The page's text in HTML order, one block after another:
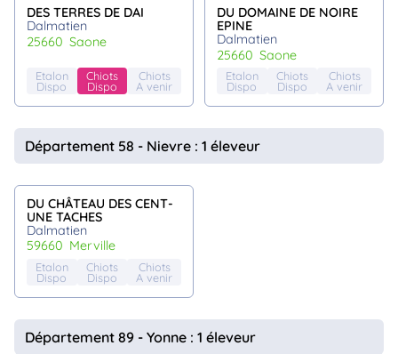
DES TERRES DE DAI
Dalmatien
25660
saone
Etalon
Dispo
Chiots
Dispo
Chiots
A venir
DU DOMAINE DE NOIRE
EPINE
Dalmatien
25660
saone
Etalon
Dispo
Chiots
Dispo
Chiots
A venir
Département 58 - Nievre : 1 éleveur
DU CHÂTEAU DES CENT-
UNE TACHES
Dalmatien
59660
merville
Etalon
Dispo
Chiots
Dispo
Chiots
A venir
Département 89 - Yonne : 1 éleveur